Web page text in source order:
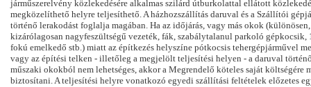
járműszerelvény közlekedésére alkalmas szilárd útburkolattal ellátott
megközelíthető helyre teljesíthető. A házhozszállítás daruval és a Szállítói
történő lerakodást foglalja magában. Ha az időjárás, vagy más okok
kizárólagosan nagyfeszültségű vezeték, fák, szabálytalanul parkoló gépkocsik,
fokú emelkedő stb.) miatt az építkezés helyszíne pótkocsis tehergépjárművel
vagy az építési telken - illetőleg a megjelölt teljesítési helyen - a daruval
műszaki okokból nem lehetséges, akkor a Megrendelő köteles saját költségére
biztosítani. A teljesítési helyre vonatkozó egyedi szállítási feltételek előzetes